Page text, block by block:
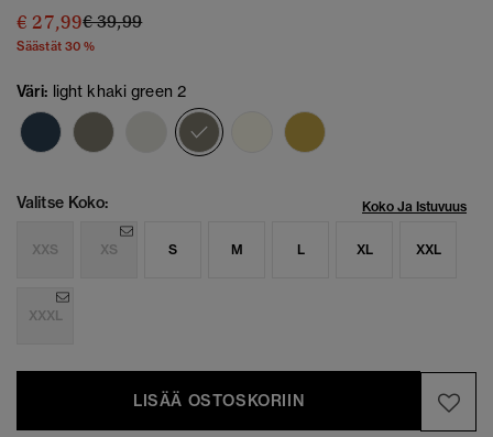
€ 27,99Hinta alennettu hinnasta
€ 39,99hintaan
Säästät 30 %
Väri: light khaki green 2
Valitse Koko: Koko Ja Istuvuus
XXS XS S M L XL XXL
XXXL
LISÄÄ OSTOSKORIIN